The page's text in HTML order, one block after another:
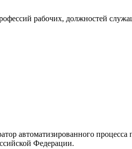
рабочих, должностей
автоматизированного
Федерации.